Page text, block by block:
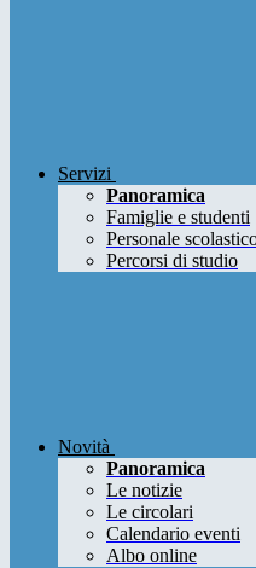
Servizi
Panoramica
Famiglie e studenti
Personale
Percorsi di studio
Novità
Panoramica
Le notizie
Le circolari
Calendario eventi
Albo online